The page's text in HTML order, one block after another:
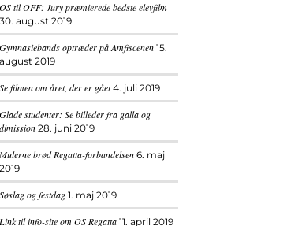
OS til OFF: Jury præmierede bedste elevfilm
30. august 2019
Gymnasiebands optræder på Amfiscenen 15.
august 2019
Se filmen om året, der er gået 4. juli 2019
Glade studenter: Se billeder fra galla og
dimission 28. juni 2019
Mulerne brød Regatta-forbandelsen 6. maj
2019
Søslag og festdag 1. maj 2019
Link til info-site om OS Regatta 11. april 2019